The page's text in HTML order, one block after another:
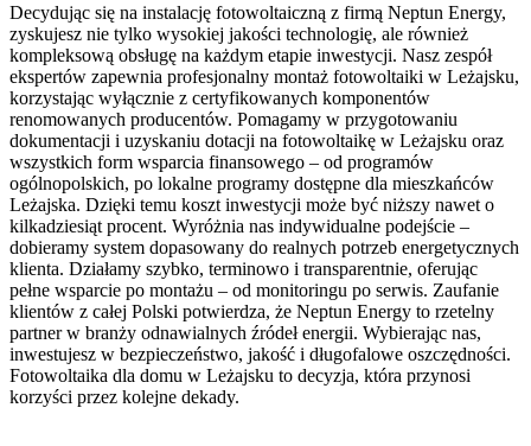
Decydując się na instalację fotowoltaiczną z firmą Neptun Energy,
zyskujesz nie tylko wysokiej jakości technologię, ale również
kompleksową obsługę na każdym etapie inwestycji. Nasz zespół
ekspertów zapewnia profesjonalny montaż fotowoltaiki w Leżajsku,
korzystając wyłącznie z certyfikowanych komponentów
renomowanych producentów. Pomagamy w przygotowaniu
dokumentacji i uzyskaniu dotacji na fotowoltaikę w Leżajsku oraz
wszystkich form wsparcia finansowego – od programów
ogólnopolskich, po lokalne programy dostępne dla mieszkańców
Leżajska. Dzięki temu koszt inwestycji może być niższy nawet o
kilkadziesiąt procent. Wyróżnia nas indywidualne podejście –
dobieramy system dopasowany do realnych potrzeb energetycznych
klienta. Działamy szybko, terminowo i transparentnie, oferując
pełne wsparcie po montażu – od monitoringu po serwis. Zaufanie
klientów z całej Polski potwierdza, że Neptun Energy to rzetelny
partner w branży odnawialnych źródeł energii. Wybierając nas,
inwestujesz w bezpieczeństwo, jakość i długofalowe oszczędności.
Fotowoltaika dla domu w Leżajsku to decyzja, która przynosi
korzyści przez kolejne dekady.